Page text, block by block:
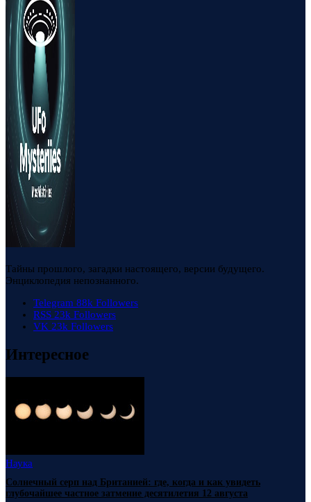
Тайны прошлого, загадки настоящего, версии будущего.
Энциклопедия непознанного.
Telegram 88k Followers
RSS 23k Followers
VK 23k Followers
Интересное
Наука
Солнечный серп над Британией: где, когда и как увидеть
глубочайшее частное затмение десятилетия 12 августа